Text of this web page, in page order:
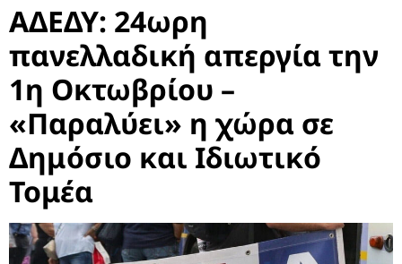
ΑΔΕΔΥ: 24ωρη
πανελλαδική απεργία την
1η Οκτωβρίου –
«Παραλύει» η χώρα σε
Δημόσιο και Ιδιωτικό
Τομέα